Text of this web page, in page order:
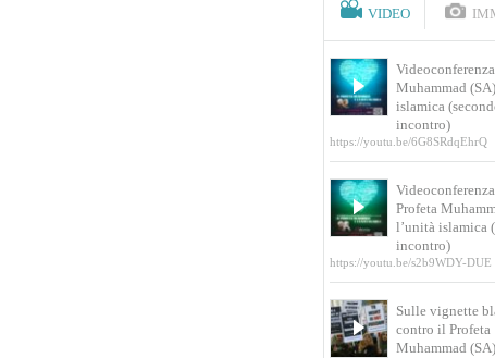
VIDEO
Muhammad
islamica
incontro)
https://youtu.be/6G8SRdqEhrQ
Profeta
l’unità islamica
incontro)
https://youtu.be/s2b9WDY-DUE
Sulle vignette
contro il Profeta
Muhammad (SA)